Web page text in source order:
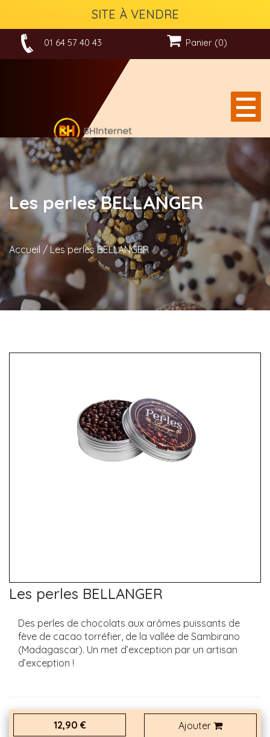
SITE À VENDRE
01 64 57 40 43 Panier (0)
Les perles BELLANGER
Accueil / Les perles BELLANGER
Les perles BELLANGER
Des perles de chocolats aux arômes puissants de
fève de cacao torréfier, de la vallée de Sambirano
(Madagascar). Un met d’exception par un artisan
d’exception !
12,90 € Ajouter